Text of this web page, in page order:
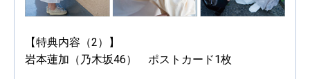
【特典内容（2）】
岩本蓮加（乃木坂46） ポストカード1枚